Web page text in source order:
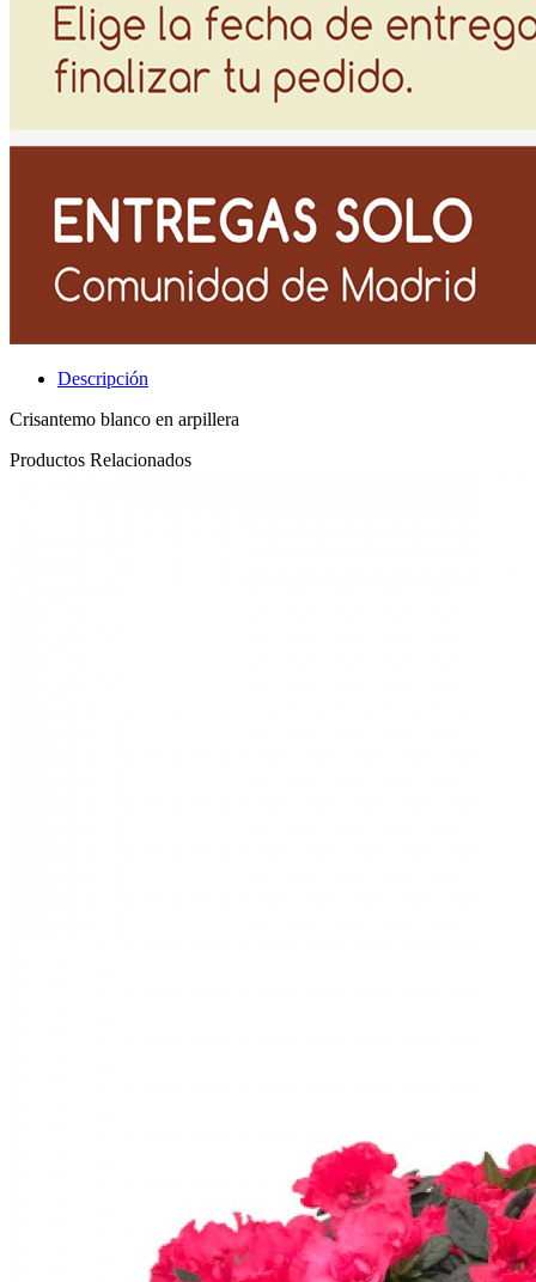
Descripción
Crisantemo blanco en arpillera
Productos Relacionados